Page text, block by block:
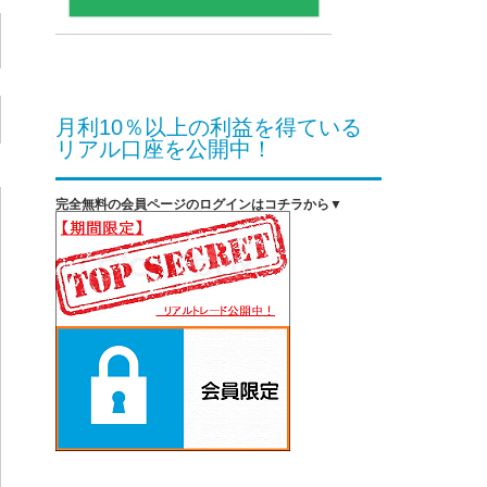
月利10％以上の利益を得ている
リアル口座を公開中！
完全無料の会員ページのログインはコチラから▼